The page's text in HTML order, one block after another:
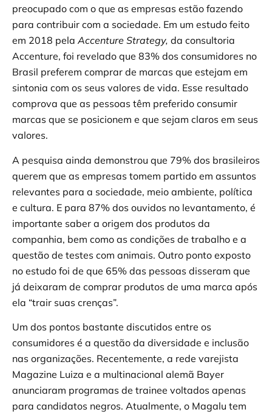
preocupado com o que as empresas estão fazendo
para contribuir com a sociedade. Em um estudo feito
em 2018 pelaAccenture Strategy, da consultoria
Accenture, foi revelado que 83% dos consumidores no
Brasil preferem comprar de marcas que estejam em
sintonia com os seus valores de vida. Esse resultado
comprova que as pessoas têm preferido consumir
marcas que se posicionem e que sejam claros em seus
valores.
A pesquisa ainda demonstrou que 79% dos brasileiros
querem que as empresas tomem partido em assuntos
relevantes para a sociedade, meio ambiente, política
e cultura. E para 87% dos ouvidos no levantamento, é
importante saber a origem dos produtos da
companhia, bem como as condições de trabalho e a
questão de testes com animais. Outro ponto exposto
no estudo foi de que 65% das pessoas disseram que
já deixaram de comprar produtos de uma marca após
ela “trair suas crenças”.
Um dos pontos bastante discutidos entre os
consumidores é a questão da diversidade e inclusão
nas organizações. Recentemente, a rede varejista
Magazine Luiza e a multinacional alemã Bayer
anunciaram programas de trainee voltados apenas
para candidatos negros. Atualmente, o Magalu tem